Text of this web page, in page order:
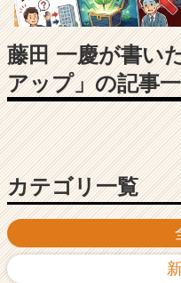
業
か
ら
ス
カ
ウ
活
イ
藤田 一慶が書い
アップ」の記事
カテゴリ一覧